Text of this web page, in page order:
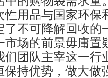
性用品与国家环保
了不可降解回收的
市场的前景毋庸置
们团队主宰这一行
保持优势，做大做